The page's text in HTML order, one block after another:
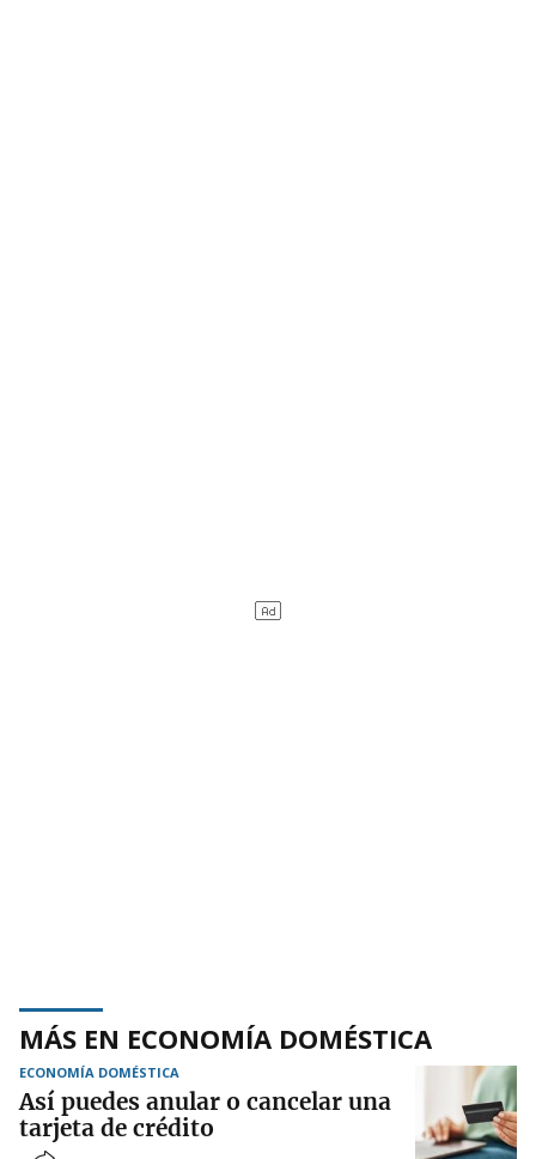
MÁS EN ECONOMÍA DOMÉSTICA
ECONOMÍA DOMÉSTICA
Así puedes anular o cancelar una
tarjeta de crédito